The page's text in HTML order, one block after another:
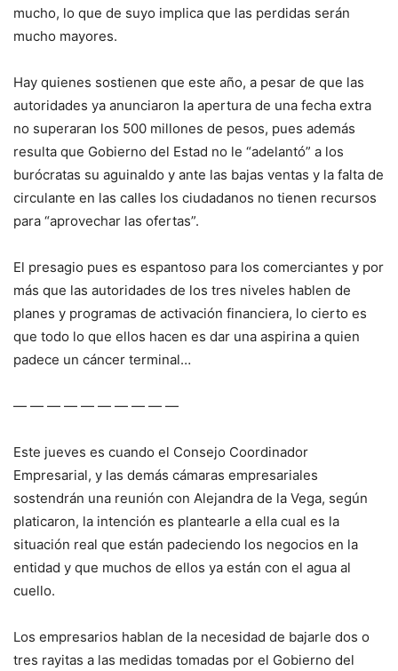
mucho, lo que de suyo implica que las perdidas serán
mucho mayores.
Hay quienes sostienen que este año, a pesar de que las
autoridades ya anunciaron la apertura de una fecha extra
no superaran los 500 millones de pesos, pues además
resulta que Gobierno del Estad no le “adelantó” a los
burócratas su aguinaldo y ante las bajas ventas y la falta de
circulante en las calles los ciudadanos no tienen recursos
para “aprovechar las ofertas”.
El presagio pues es espantoso para los comerciantes y por
más que las autoridades de los tres niveles hablen de
planes y programas de activación financiera, lo cierto es
que todo lo que ellos hacen es dar una aspirina a quien
padece un cáncer terminal…
— — — — — — — — — —
Este jueves es cuando el Consejo Coordinador
Empresarial, y las demás cámaras empresariales
sostendrán una reunión con Alejandra de la Vega, según
platicaron, la intención es plantearle a ella cual es la
situación real que están padeciendo los negocios en la
entidad y que muchos de ellos ya están con el agua al
cuello.
Los empresarios hablan de la necesidad de bajarle dos o
tres rayitas a las medidas tomadas por el Gobierno del